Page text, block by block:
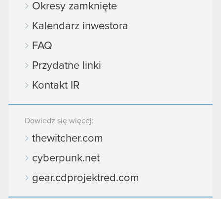
Okresy zamknięte
Kalendarz inwestora
FAQ
Przydatne linki
Kontakt IR
Dowiedz się więcej:
thewitcher.com
cyberpunk.net
gear.cdprojektred.com